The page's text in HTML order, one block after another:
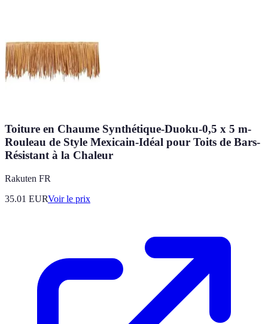
Toiture en Chaume Synthétique-Duoku-0,5 x 5 m-
Rouleau de Style Mexicain-Idéal pour Toits de Bars-
Résistant à la Chaleur
Rakuten FR
35.01 EURVoir le prix